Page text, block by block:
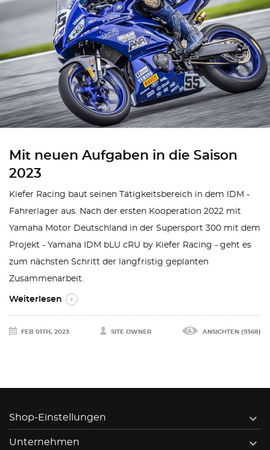
Mit neuen Aufgaben in die Saison
2023
Kiefer Racing baut seinen Tätigkeitsbereich in dem IDM -
Fahrerlager aus. Nach der ersten Kooperation 2022 mit
Yamaha Motor Deutschland in der Supersport 300 mit dem
Projekt - Yamaha IDM bLU cRU by Kiefer Racing - geht es
zum nächsten Schritt der langfristig geplanten
Zusammenarbeit.
Weiterlesen
FEB 01TH, 2023 SITE OWNER ANSICHTEN (9368)
Shop-Einstellungen 
Unternehmen 